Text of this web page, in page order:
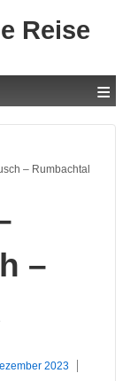
Reise
≡
– Rumbachtal
–
2023